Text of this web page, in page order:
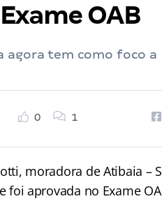
OAB
agora tem como foco a
0 1
moradora de Atibaia –
foi aprovada no Exame